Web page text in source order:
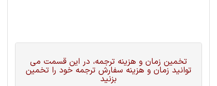
تخمین زمان و هزینه ترجمه، در این قسمت می
توانید زمان و هزینه سفارش ترجمه خود را تخمین
بزنید